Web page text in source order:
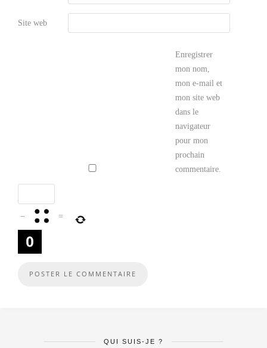
Site web
Enregistrer
mon nom,
mon e-mail et
mon site web
dans le
navigateur
pour mon
prochain
commentaire.
− =
QUI SUIS-JE ?